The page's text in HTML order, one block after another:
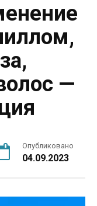
—
Опубликовано
04.09.2023